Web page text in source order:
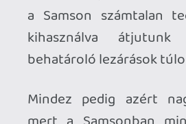
tisztázni, hogy a vételárért kb.
tartalmat, milyen játékmenetet, és
kompromisszumokat várhatunk.
letöröltem, a városképet és a
gyűjtögethető lore-t leszámítva